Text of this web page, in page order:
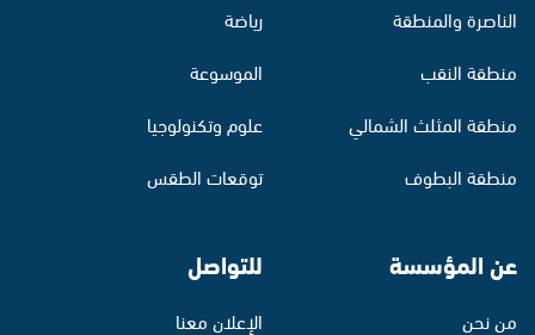
الناصرة والمنطقة
منطقة النقب
منطقة المثلث الشمالي
منطقة البطوف
رياضة
الموسوعة
علوم وتكنولوجيا
توقعات الطقس
عن المؤسسة
من نحن
للتواصل
الإعلان معنا